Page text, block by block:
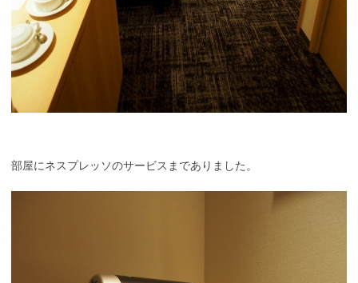
部屋にネスプレッソのサービスまでありました。